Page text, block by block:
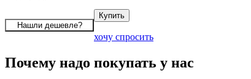
хочу спросить
Почему надо покупать у нас